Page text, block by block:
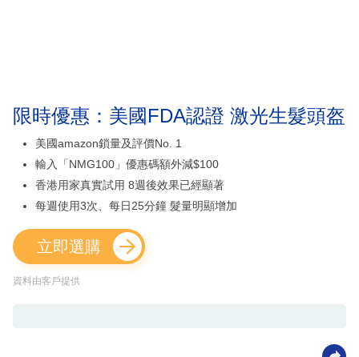
限時優惠：美國FDA認證 激光生髮頭盔
美國amazon鎖量及評價No. 1
輸入「NMG100」優惠碼額外減$100
香港用家真實試用 8週後效果已經顯著
每週使用3次、每日25分鐘 髮量明顯增加
立即選購
資料由客戶提供